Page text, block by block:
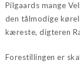
Pilgaards mange
den tålmodige
kæreste, digteren
Forestillingen er